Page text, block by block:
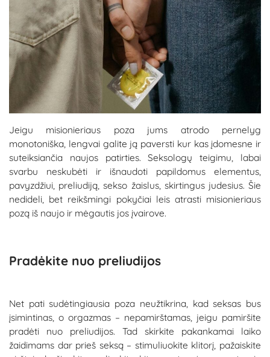
Jeigu misionieriaus poza jums atrodo pernelyg
monotoniška, lengvai galite ją paversti kur kas įdomesne ir
suteiksiančia naujos patirties. Seksologų teigimu, labai
svarbu neskubėti ir išnaudoti papildomus elementus,
pavyzdžiui, preliudiją, sekso žaislus, skirtingus judesius. Šie
nedideli, bet reikšmingi pokyčiai leis atrasti misionieriaus
pozą iš naujo ir mėgautis jos įvairove.
Pradėkite nuo preliudijos
Net pati sudėtingiausia poza neužtikrina, kad seksas bus
įsimintinas, o orgazmas – nepamirštamas, jeigu pamiršite
pradėti nuo preliudijos. Tad skirkite pakankamai laiko
žaidimams dar prieš seksą – stimuliuokite klitorį, pažaiskite